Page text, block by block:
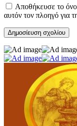
Αποθήκευσε το
αυτόν τον πλοηγό για